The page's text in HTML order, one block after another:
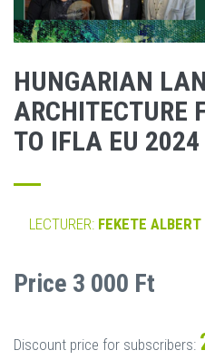
HUNGARIAN
ARCHITECTURE
TO IFLA EU 2024
LECTURER: FEKETE ALBERT
Price 3 000 Ft
Discount price for subscribers: